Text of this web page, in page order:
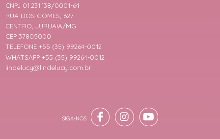
CNPJ 01.231.138/0001-64
RUA DOS GOMES, 627
CENTRO, JURUAIA/MG
CEP 37805000
TELEFONE +55 (35) 99264-0012
WHATSAPP +55 (35) 99264-0012
lindelucy@lindelucy.com.br